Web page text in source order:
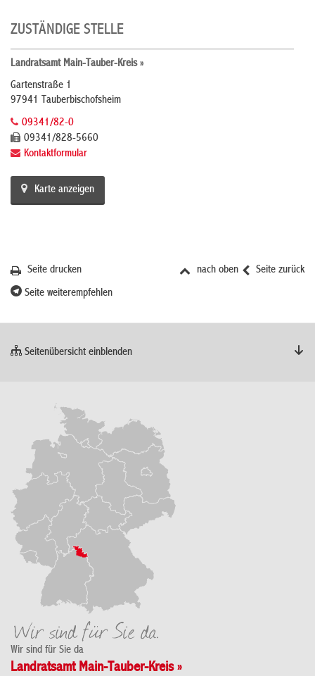
ZUSTÄNDIGE STELLE
Landratsamt Main-Tauber-Kreis »
Gartenstraße 1
97941 Tauberbischofsheim
09341/82-0
09341/828-5660
Kontaktformular
Karte anzeigen
Seite zurück
nach oben
Seite drucken
Seite weiterempfehlen
Seitenübersicht einblenden
Wir sind für Sie da
Landratsamt Main-Tauber-Kreis »